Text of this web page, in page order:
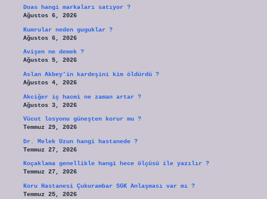
Doas hangi markaları satıyor ?
Ağustos 6, 2026
Kumrular neden guguklar ?
Ağustos 6, 2026
Avişen ne demek ?
Ağustos 5, 2026
Aslan Akbey’in kardeşini kim öldürdü ?
Ağustos 4, 2026
Akciğer iç hacmi ne zaman artar ?
Ağustos 3, 2026
Vücut losyonu güneşten korur mu ?
Temmuz 29, 2026
Dr. Melek Uzun hangi hastanede ?
Temmuz 27, 2026
Koçaklama genellikle hangi hece ölçüsü ile yazılır ?
Temmuz 27, 2026
Koru Hastanesi Çukurambar SGK Anlaşması var mı ?
Temmuz 25, 2026